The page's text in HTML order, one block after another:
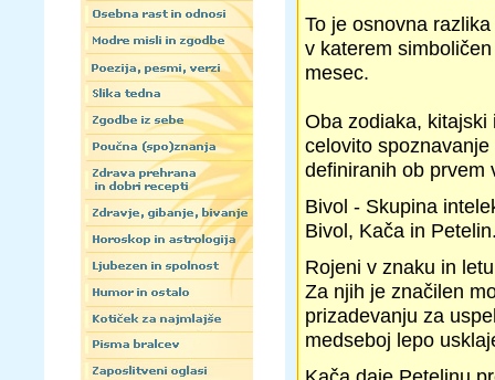
To je osnovna
v katerem
mesec.
Oba zodiaka,
celovito
definiranih ob prvem
Bivol - Skupina
Bivol, Kača in
Rojeni v znaku in
Za njih je značilen
prizadevanju za
medseboj lepo